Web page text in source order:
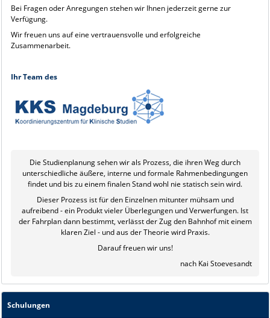
Bei Fragen oder Anregungen stehen wir Ihnen jederzeit gerne zur
Verfügung.
Wir freuen uns auf eine vertrauensvolle und erfolgreiche
Zusammenarbeit.
Ihr Team des
Die Studienplanung sehen wir als Prozess, die ihren Weg durch
unterschiedliche äußere, interne und formale Rahmenbedingungen
findet und bis zu einem finalen Stand wohl nie statisch sein wird.
Dieser Prozess ist für den Einzelnen mitunter mühsam und
aufreibend - ein Produkt vieler Überlegungen und Verwerfungen. Ist
der Fahrplan dann bestimmt, verlässt der Zug den Bahnhof mit einem
klaren Ziel - und aus der Theorie wird Praxis.
Darauf freuen wir uns!
nach Kai Stoevesandt
Schulungen